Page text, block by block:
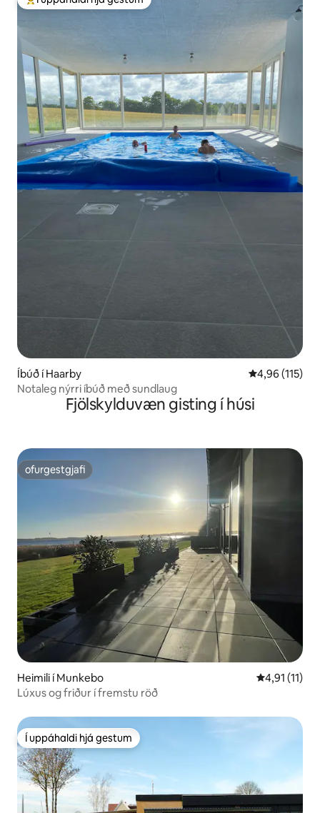
Í mestu uppáhaldi hjá gestum
Íbúð í Haarby 4,96 af 5 í
4,96 (115)
Notaleg nýrri íbúð með sundlaug
Fjölskylduvæn gisting í húsi
ofurgestgjafi
ofurgestgjafi
Heimili í Munkebo 4,91 af 5 í
4,91 (11)
Lúxus og friður í fremstu röð
Í uppáhaldi hjá gestum
Í uppáhaldi hjá gestum